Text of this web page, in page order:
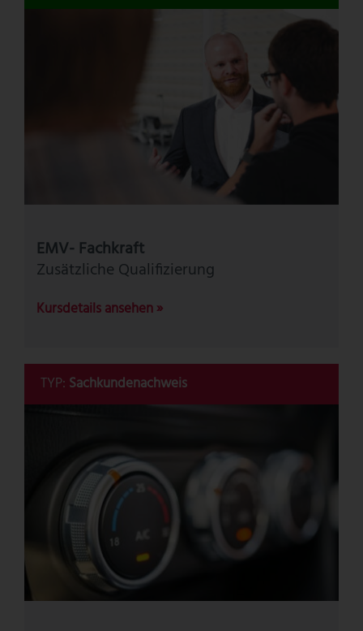
EMV- Fachkraft
Zusätzliche Qualifizierung
Kursdetails ansehen »
TYP: Sachkundenachweis